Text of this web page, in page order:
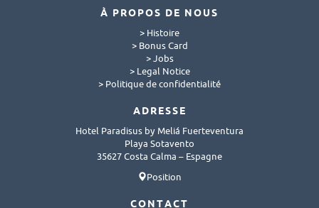
À PROPOS DE NOUS
> Histoire
> Bonus Card
> Jobs
> Legal Notice
> Politique de confidentialité
ADRESSE
Hotel Paradisus by Meliá Fuerteventura
Playa Sotavento
35627 Costa Calma – Espagne
Position
CONTACT